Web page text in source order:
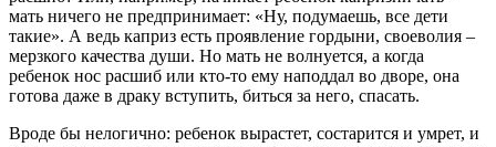
мать ничего не предпринимает: «Ну, подумаешь, все дети
такие». А ведь каприз есть проявление гордыни, своеволия –
мерзкого качества души. Но мать не волнуется, а когда
ребенок нос расшиб или кто-то ему наподдал во дворе, она
готова даже в драку вступить, биться за него, спасать.
Вроде бы нелогично: ребенок вырастет, состарится и умрет, и